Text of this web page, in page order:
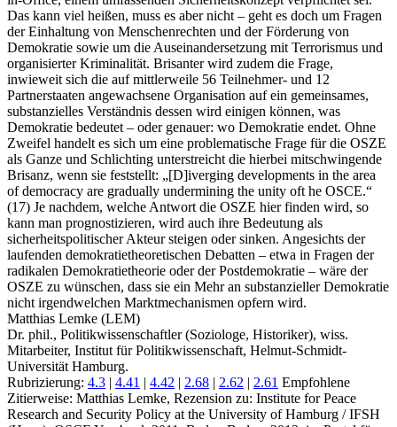
Das kann viel heißen, muss es aber nicht – geht es doch um Fragen
der Einhaltung von Menschenrechten und der Förderung von
Demokratie sowie um die Auseinandersetzung mit Terrorismus und
organisierter Kriminalität. Brisanter wird zudem die Frage,
inwieweit sich die auf mittlerweile 56 Teilnehmer- und 12
Partnerstaaten angewachsene Organisation auf ein gemeinsames,
substanzielles Verständnis dessen wird einigen können, was
Demokratie bedeutet – oder genauer: wo Demokratie endet. Ohne
Zweifel handelt es sich um eine problematische Frage für die OSZE
als Ganze und Schlichting unterstreicht die hierbei mitschwingende
Brisanz, wenn sie feststellt: „[D]iverging developments in the area
of democracy are gradually undermining the unity oft he OSCE.“
(17) Je nachdem, welche Antwort die OSZE hier finden wird, so
kann man prognostizieren, wird auch ihre Bedeutung als
sicherheitspolitischer Akteur steigen oder sinken. Angesichts der
laufenden demokratietheoretischen Debatten – etwa in Fragen der
radikalen Demokratietheorie oder der Postdemokratie – wäre der
OSZE zu wünschen, dass sie ein Mehr an substanzieller Demokratie
nicht irgendwelchen Marktmechanismen opfern wird.
Matthias Lemke (LEM)
Dr. phil., Politikwissenschaftler (Soziologe, Historiker), wiss.
Mitarbeiter, Institut für Politikwissenschaft, Helmut-Schmidt-
Universität Hamburg.
Rubrizierung: 4.3 | 4.41 | 4.42 | 2.68 | 2.62 | 2.61 Empfohlene
Zitierweise: Matthias Lemke, Rezension zu: Institute for Peace
Research and Security Policy at the University of Hamburg / IFSH